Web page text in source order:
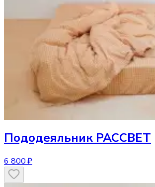
Пододеяльник РАССВЕТ
6 800 ₽